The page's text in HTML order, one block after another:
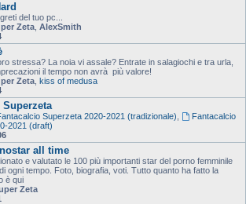
del tuo pc...
Zeta AlexSmith
stressa? La noia vi assale? Entrate in salagiochi e tra urla,
il tempo non avrà più valore!
Zeta kiss of medusa
Superzeta
Superzeta 2020-2021 (tradizionale)
Fantacalcio
2021 (draft)
all time
e valutato le 100 più importanti star del porno femminile
ogni tempo. Foto, biografia, voti. Tutto quanto ha fatto la
è qui
Zeta